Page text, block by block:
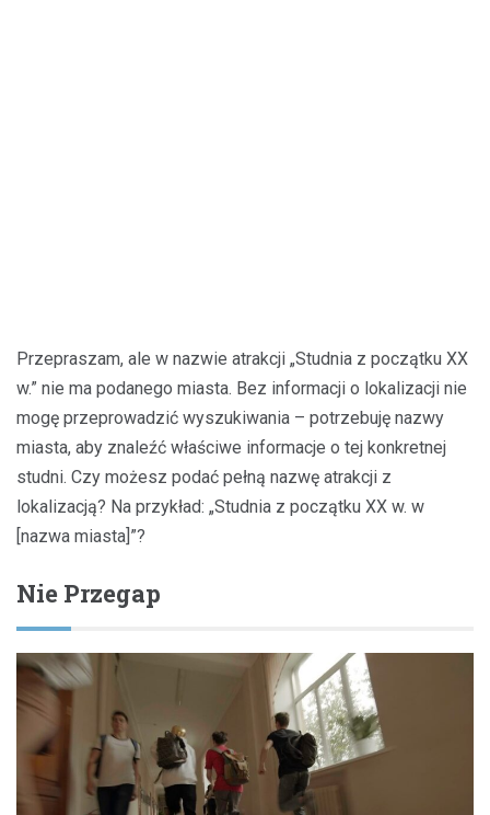
Przepraszam, ale w nazwie atrakcji „Studnia z początku XX
w.” nie ma podanego miasta. Bez informacji o lokalizacji nie
mogę przeprowadzić wyszukiwania – potrzebuję nazwy
miasta, aby znaleźć właściwe informacje o tej konkretnej
studni. Czy możesz podać pełną nazwę atrakcji z
lokalizacją? Na przykład: „Studnia z początku XX w. w
[nazwa miasta]”?
Nie Przegap